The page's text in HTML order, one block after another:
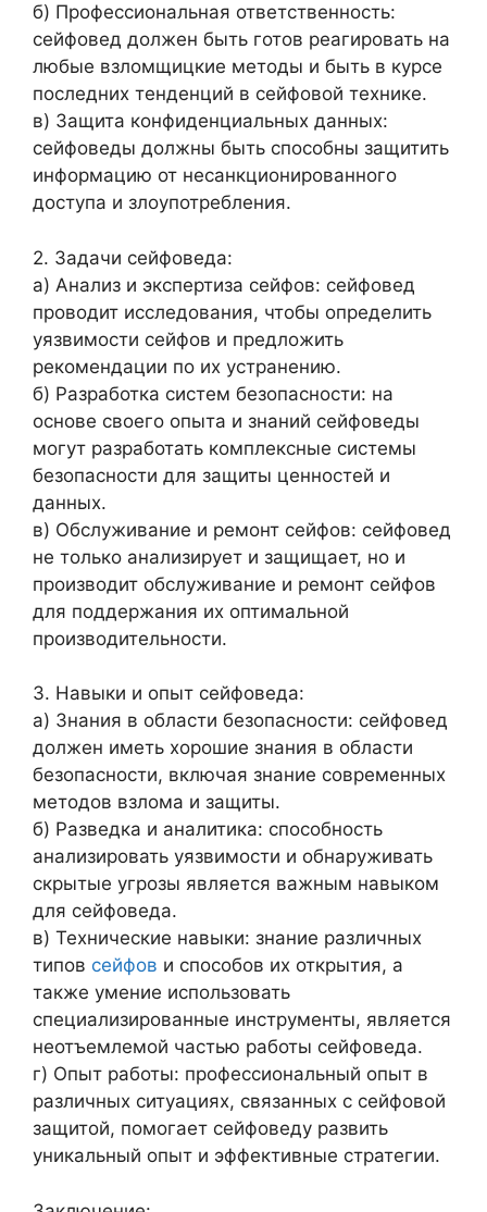
б) Профессиональная ответственность:
сейфовед должен быть готов реагировать на
любые взломщицкие методы и быть в курсе
последних тенденций в сейфовой технике.
в) Защита конфиденциальных данных:
сейфоведы должны быть способны защитить
информацию от несанкционированного
доступа и злоупотребления.
2. Задачи сейфоведа:
а) Анализ и экспертиза сейфов: сейфовед
проводит исследования, чтобы определить
уязвимости сейфов и предложить
рекомендации по их устранению.
б) Разработка систем безопасности: на
основе своего опыта и знаний сейфоведы
могут разработать комплексные системы
безопасности для защиты ценностей и
данных.
в) Обслуживание и ремонт сейфов: сейфовед
не только анализирует и защищает, но и
производит обслуживание и ремонт сейфов
для поддержания их оптимальной
производительности.
3. Навыки и опыт сейфоведа:
а) Знания в области безопасности: сейфовед
должен иметь хорошие знания в области
безопасности, включая знание современных
методов взлома и защиты.
б) Разведка и аналитика: способность
анализировать уязвимости и обнаруживать
скрытые угрозы является важным навыком
для сейфоведа.
в) Технические навыки: знание различных
типов сейфов и способов их открытия, а
также умение использовать
специализированные инструменты, является
неотъемлемой частью работы сейфоведа.
г) Опыт работы: профессиональный опыт в
различных ситуациях, связанных с сейфовой
защитой, помогает сейфоведу развить
уникальный опыт и эффективные стратегии.